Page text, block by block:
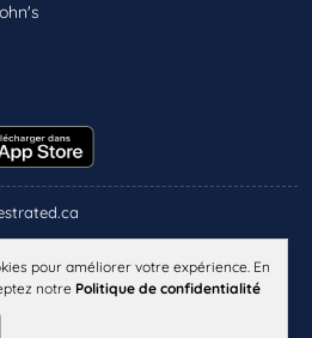
pour améliorer votre expérience. En
notre Politique de confidentialité